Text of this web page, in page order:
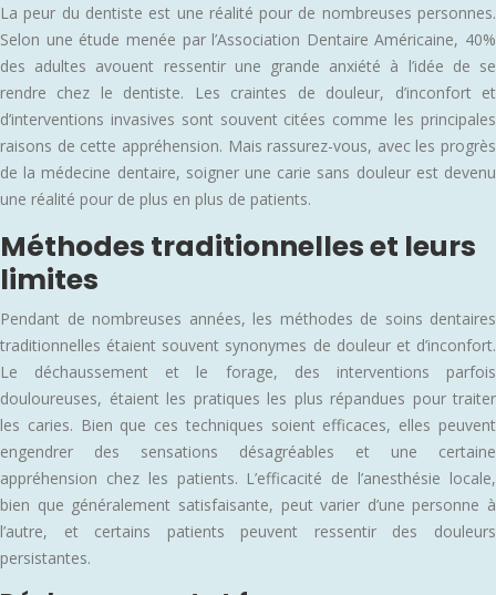
La peur du dentiste est une réalité pour de nombreuses personnes.
Selon une étude menée par l’Association Dentaire Américaine, 40%
des adultes avouent ressentir une grande anxiété à l’idée de se
rendre chez le dentiste. Les craintes de douleur, d’inconfort et
d’interventions invasives sont souvent citées comme les principales
raisons de cette appréhension. Mais rassurez-vous, avec les progrès
de la médecine dentaire, soigner une carie sans douleur est devenu
une réalité pour de plus en plus de patients.
Méthodes traditionnelles et leurs
limites
Pendant de nombreuses années, les méthodes de soins dentaires
traditionnelles étaient souvent synonymes de douleur et d’inconfort.
Le déchaussement et le forage, des interventions parfois
douloureuses, étaient les pratiques les plus répandues pour traiter
les caries. Bien que ces techniques soient efficaces, elles peuvent
engendrer des sensations désagréables et une certaine
appréhension chez les patients. L’efficacité de l’anesthésie locale,
bien que généralement satisfaisante, peut varier d’une personne à
l’autre, et certains patients peuvent ressentir des douleurs
persistantes.